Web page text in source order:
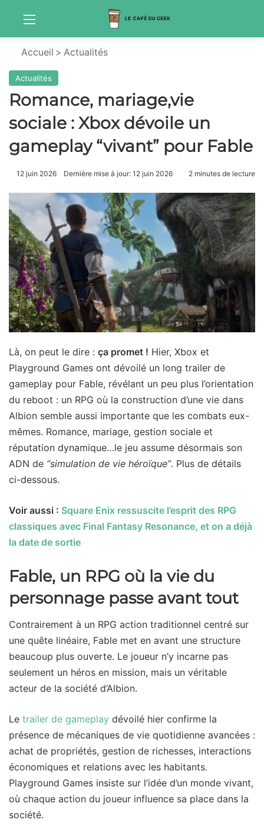
Menu
Accueil > Actualités
Actualités
Romance, mariage,vie
sociale : Xbox dévoile un
gameplay “vivant” pour Fable
12 juin 2026 Dernière mise à jour: 12 juin 2026 2 minutes de lecture
Là, on peut le dire : ça promet ! Hier, Xbox et
Playground Games ont dévoilé un long trailer de
gameplay pour Fable, révélant un peu plus l’orientation
du reboot : un RPG où la construction d’une vie dans
Albion semble aussi importante que les combats eux-
mêmes. Romance, mariage, gestion sociale et
réputation dynamique…le jeu assume désormais son
ADN de “simulation de vie héroïque”. Plus de détails
ci-dessous.
Voir aussi : Square Enix ressuscite l’esprit des RPG
classiques avec Final Fantasy Resonance, et on a déjà
la date de sortie
Fable, un RPG où la vie du
personnage passe avant tout
Contrairement à un RPG action traditionnel centré sur
une quête linéaire, Fable met en avant une structure
beaucoup plus ouverte. Le joueur n’y incarne pas
seulement un héros en mission, mais un véritable
acteur de la société d’Albion.
Le trailer de gameplay dévoilé hier confirme la
présence de mécaniques de vie quotidienne avancées :
achat de propriétés, gestion de richesses, interactions
économiques et relations avec les habitants.
Playground Games insiste sur l’idée d’un monde vivant,
où chaque action du joueur influence sa place dans la
société.